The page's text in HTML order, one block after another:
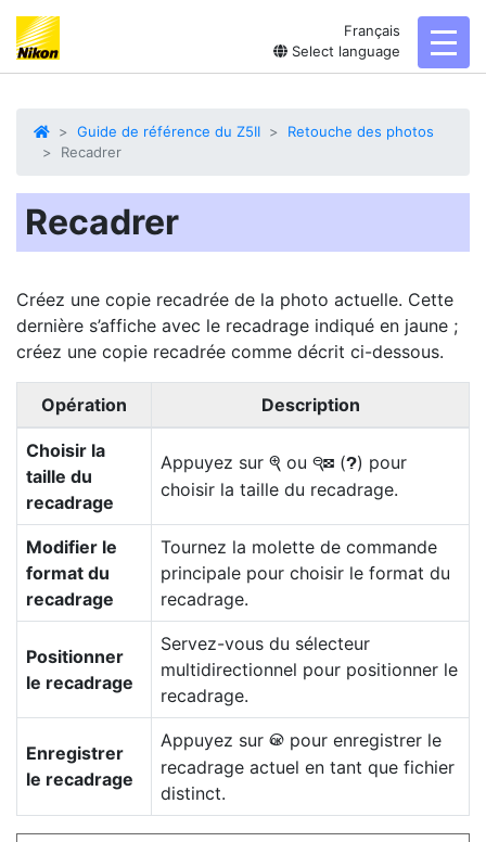
Français
Select language
Guide de référence du Z5II
Retouche des photos
Recadrer
Recadrer
Créez une copie recadrée de la photo actuelle. Cette
dernière s’affiche avec le recadrage indiqué en jaune ;
créez une copie recadrée comme décrit ci-dessous.
Opération Description
Choisir la
taille du
recadrage
Appuyez sur X ou W (Q) pour
choisir la taille du recadrage.
Modifier le
format du
recadrage
Tournez la molette de commande
principale pour choisir le format du
recadrage.
Positionner
le recadrage
Servez-vous du sélecteur
multidirectionnel pour positionner le
recadrage.
Enregistrer
le recadrage
Appuyez sur J pour enregistrer le
recadrage actuel en tant que fichier
distinct.